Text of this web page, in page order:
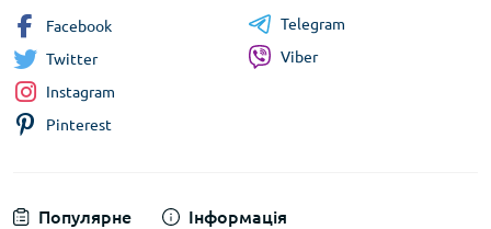
Популярне Інформація
Facebook
Twitter
Instagram
Pinterest
Telegram
Viber